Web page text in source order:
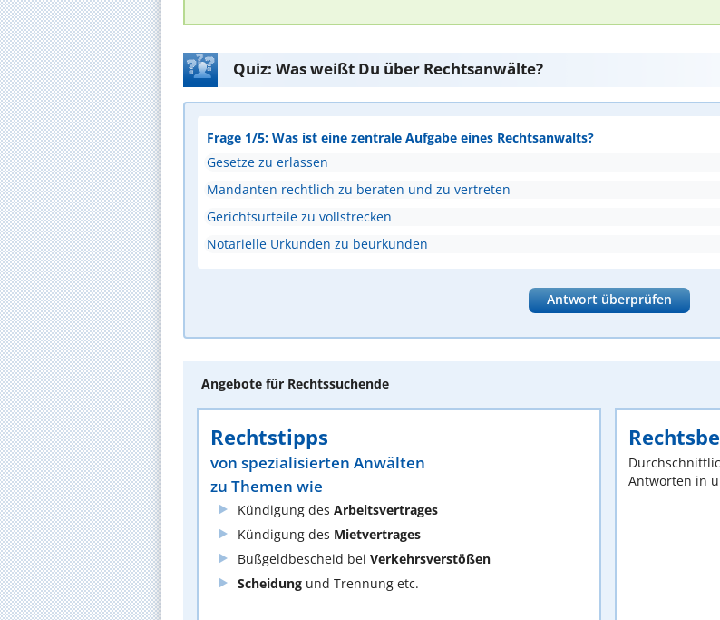
Quiz: Was weißt Du über Rechtsanwälte?
Frage 1/5: Was ist eine zentrale Aufgabe eines Rechtsanwalts?
Gesetze zu erlassen
Mandanten rechtlich zu beraten und zu vertreten
Gerichtsurteile zu vollstrecken
Notarielle Urkunden zu beurkunden
Antwort überprüfen
Angebote für Rechtssuchende
Rechtstipps
von spezialisierten Anwälten
zu Themen wie
Kündigung des Arbeitsvertrages
Kündigung des Mietvertrages
Bußgeldbescheid bei Verkehrsverstößen
Scheidung und Trennung etc.
Antworten in